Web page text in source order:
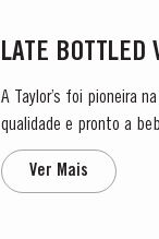
LATE
A Taylor’s foi pioneira
qualidade e pronto a
Porto Vintage, que é
Ver Mais